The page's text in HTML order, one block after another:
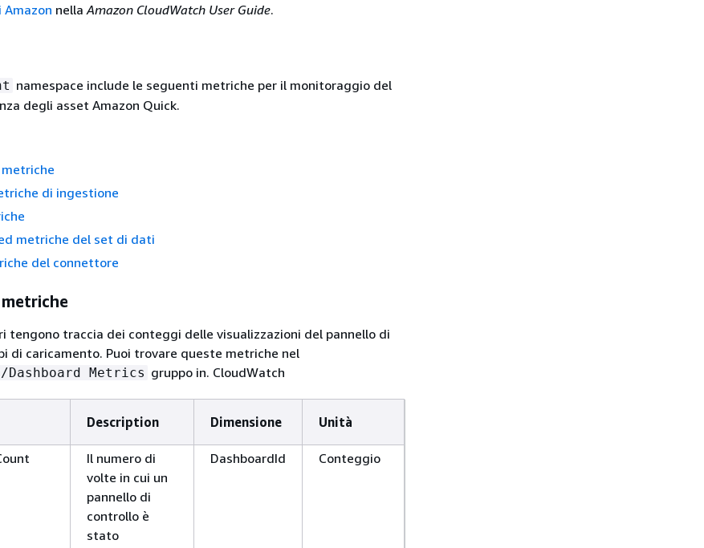
nella Amazon CloudWatch User Guide.
namespace include le seguenti metriche per il monitoraggio del
degli asset Amazon Quick.
di ingestione
metriche del set di dati
del connettore
tengono traccia dei conteggi delle visualizzazioni del pannello di
di caricamento. Puoi trovare queste metriche nel
Dashboard Metrics gruppo in. CloudWatch
Description Dimensione Unità
Il numero di
volte in cui un
pannello di
controllo è
stato
DashboardId Conteggio